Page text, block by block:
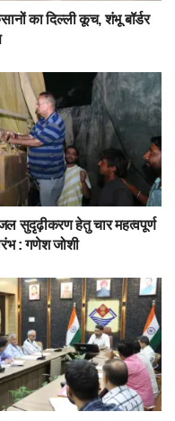
का दिल्ली कूच, शंभू बॉर्डर
सुदृढ़ीकरण हेतु चार महत्वपूर्ण
: गणेश जोशी